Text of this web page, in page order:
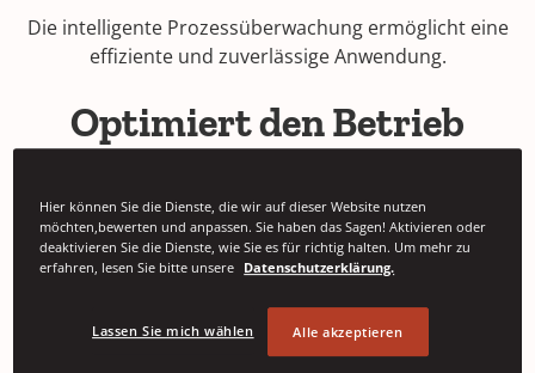
Die intelligente Prozessüberwachung ermöglicht eine
effiziente und zuverlässige Anwendung.
Optimiert den Betrieb
Einstellungen und informiert in Echtzeit über die
laufende Umreifung
Vielfältige Einsatz-
möglichkeiten
Hier können Sie die Dienste, die wir auf dieser Website nutzen
möchten,bewerten und anpassen. Sie haben das Sagen! Aktivieren oder
deaktivieren Sie die Dienste, wie Sie es für richtig halten. Um mehr zu
erfahren, lesen Sie bitte unsere Datenschutzerklärung.
Lassen Sie mich wählen Alle akzeptieren